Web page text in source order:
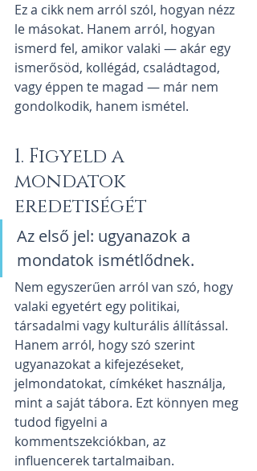
Ez a cikk nem arról szól, hogyan nézz
le másokat. Hanem arról, hogyan
ismerd fel, amikor valaki — akár egy
ismerősöd, kollégád, családtagod,
vagy éppen te magad — már nem
gondolkodik, hanem ismétel.
1. Figyeld a
mondatok
eredetiségét
Az első jel: ugyanazok a
mondatok ismétlődnek.
Nem egyszerűen arról van szó, hogy
valaki egyetért egy politikai,
társadalmi vagy kulturális állítással.
Hanem arról, hogy szó szerint
ugyanazokat a kifejezéseket,
jelmondatokat, címkéket használja,
mint a saját tábora. Ezt könnyen meg
tudod figyelni a
kommentszekciókban, az
influencerek tartalmaiban.